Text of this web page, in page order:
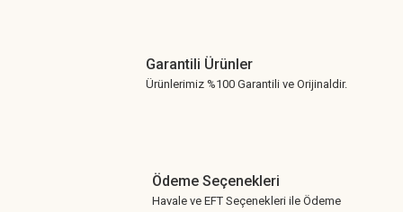
Garantili Ürünler
Ürünlerimiz %100 Garantili ve Orijinaldir.
Ödeme Seçenekleri
Havale ve EFT Seçenekleri ile Ödeme